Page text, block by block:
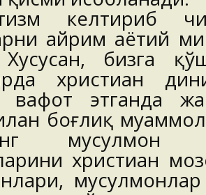
келтириб
айрим ҳаётий
бизга
христиан
этганда
боғлиқ
мусулмон
христиан